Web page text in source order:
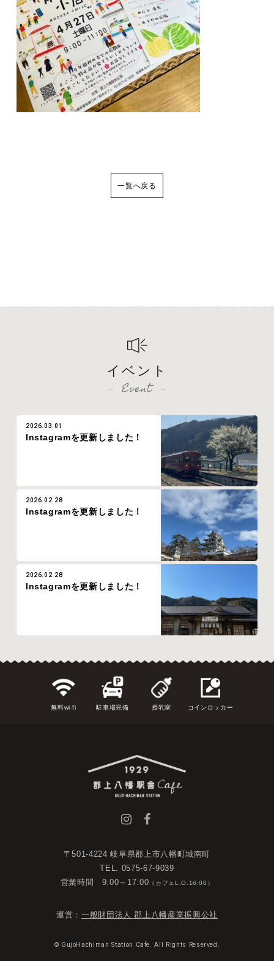
一覧へ戻る
イベント
Event
2026.03.01
Instagramを更新しました！
2026.02.28
Instagramを更新しました！
2026.02.28
Instagramを更新しました！
無料wi-fi 駐車場完備 授乳室 コインロッカー
〒501-4224 岐阜県郡上市八幡町城南町
TEL. 0575-67-9039
営業時間 9:00～17:00 （カフェL.O.16:00）
運営： 一般財団法人 郡上八幡産業振興公社
© GujoHachiman Station Cafe. All Rights Reserved.